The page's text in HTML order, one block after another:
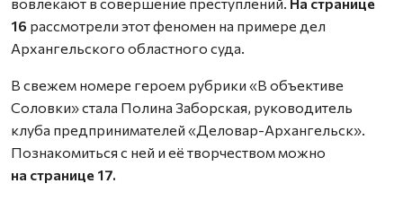
16 рассмотрели этот феномен на примере дел
Архангельского областного суда.
В свежем номере героем рубрики «В объективе
Соловки» стала Полина Заборская, руководитель
клуба предпринимателей «Деловар-Архангельск».
Познакомиться с ней и её творчеством можно
на странице 17.